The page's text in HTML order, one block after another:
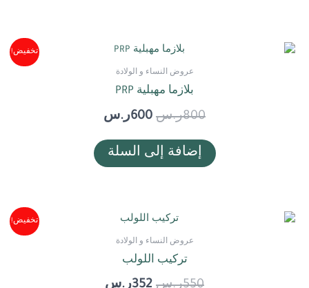
تخفيض!
عروض النساء و الولادة
بلازما مهبلية PRP
800ر.س
السعر
الأصلي
هو:
600ر.س
إضافة إلى السلة
تخفيض!
عروض النساء و الولادة
تركيب اللولب
السعر
الأصلي
هو: